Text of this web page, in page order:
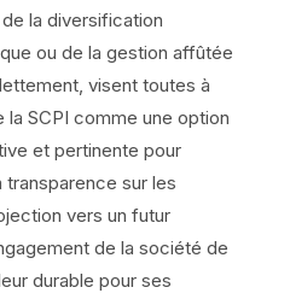
de la diversification
ou de la gestion affûtée
visent toutes à
SCPI comme une option
et pertinente pour
transparence sur les
vers un futur
de la société de
durable pour ses